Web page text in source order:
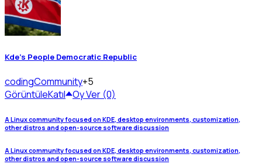
Kde's People Democratic Republic
codingCommunity+5
GörüntüleKatıl Oy Ver (0)
A Linux community focused on KDE, desktop environments, customization,
other distros and open-source software discussion
A Linux community focused on KDE, desktop environments, customization,
other distros and open-source software discussion